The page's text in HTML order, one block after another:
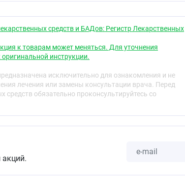
на состав периферической крови, её белков и
эритроцитов может слегка уменьшаться.
форменных элементов крови из
Не оказывает
и стабилизируя аскорбиновую
и способствует образованию в стенке
большой молекулярной массой, повышает
их «хрупкость», нормализует проницаемость
ангиопротекторное действие проявляется при
с первичными и вторичными
и почти полностью всасывается.
после применения 500 мг достигается
средств и БАДов: Регистр Лекарственных
к товарам может меняться. Для уточнения
инструкции.
исключительно для ознакомления и не
лечения или замены консультации врача. Перед
обязательно проконсультируйтесь со
акций.